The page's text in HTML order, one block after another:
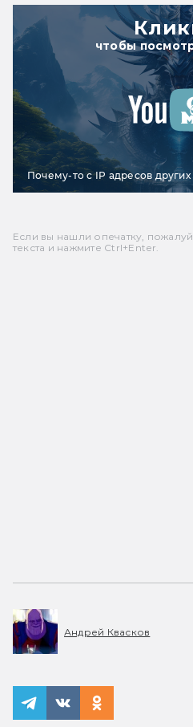
чтобы
Почему-то с IP адресов
Если вы нашли опечатку,
текста и нажмите Ctrl+Enter.
Андрей Квасков